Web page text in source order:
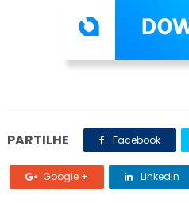
PARTILHE Facebook
Google + Linkedin